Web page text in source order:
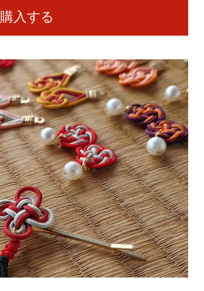
購入する